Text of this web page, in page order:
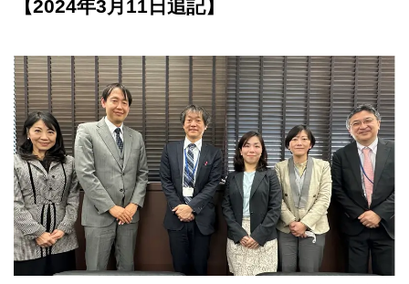
【2024年3月11日追記】